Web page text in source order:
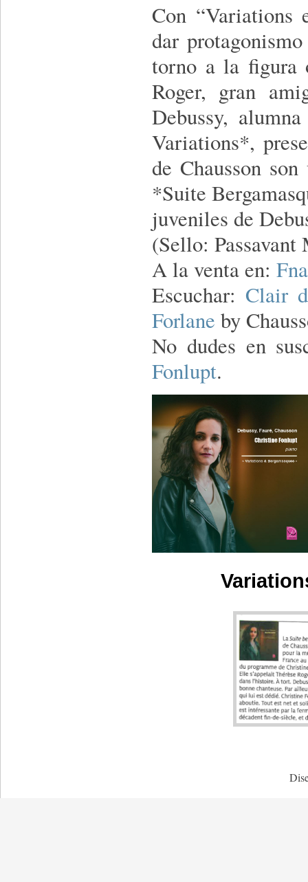
Con “Variations
dar
torno a la figura
Roger, gran
Debussy,
Variations*,
de Chausson
*Suite
juveniles de
(Sello:
A la venta en:
Escuchar: Clair
Forlane by
No dudes en
Fonlupt.